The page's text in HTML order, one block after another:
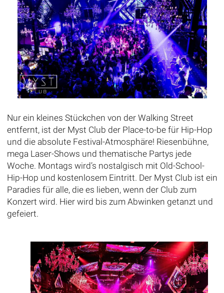
Nur ein kleines Stückchen von der Walking Street
entfernt, ist der Myst Club der Place-to-be für Hip-Hop
und die absolute Festival-Atmosphäre! Riesenbühne,
mega Laser-Shows und thematische Partys jede
Woche. Montags wird’s nostalgisch mit Old-School-
Hip-Hop und kostenlosem Eintritt. Der Myst Club ist ein
Paradies für alle, die es lieben, wenn der Club zum
Konzert wird. Hier wird bis zum Abwinken getanzt und
gefeiert.